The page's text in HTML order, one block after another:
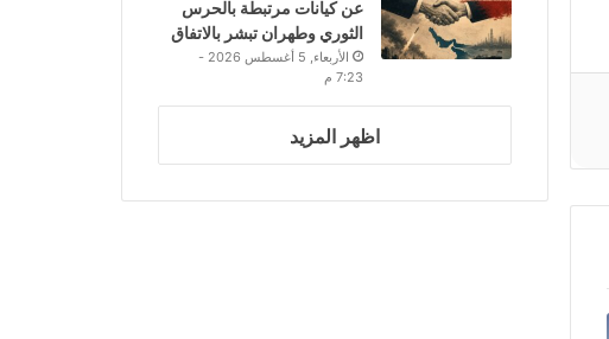
عن كيانات مرتبطة بالحرس
الثوري وطهران تبشر بالاتفاق
الأربعاء, 5 أغسطس 2026 -
7:23 م
اظهر المزيد